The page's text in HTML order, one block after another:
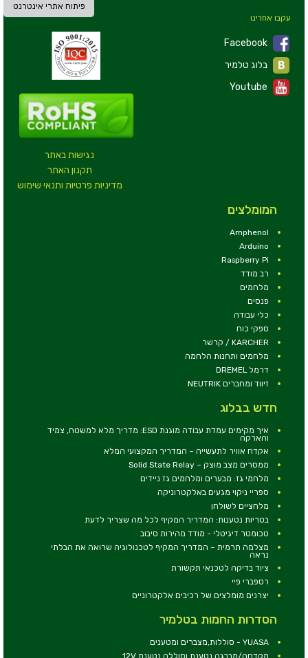
פיתוח אתרי אינטרנט
נגישות באתר
תקנון האתר
מדיניות פרטיות ותנאי שימוש
עקבו אחרינו
Facebook
Youtube
המומלצים
Amphenol
Arduino
Raspberry Pi
רב מודד
מלחמים
פנסים
כלי עבודה
ספקי כוח
KARCHER / קרשר
מלחמים ותחנות הלחמה
דרמל DREMEL
זיווד ומחברים NEUTRIK
חדש בבלוג
איך מקימים עמדת עבודה מוגנת ESD: מדריך מלא למשטח, צמיד
והארקה
אקדח אוויר לתעשייה – המדריך המקצועי המלא
ממסרים מצב מוצק – Solid State Relay
מלחמי גז: מבערים ומלחמים גז ניידים
ספריי ניקוי מגעים באלקטרוניקה
מלחציים לשולחן
בטריות נטענות: המדריך המקיף לכל מה שצריך לדעת
טכומטר דיגיטלי - מודד מהירות סיבוב
מצלמה תרמית – המדריך המקיף לטכנולוגיה שרואה את הבלתי
נראה
ציוד בדיקה לטכנאי תקשורת
רספברי פיי
יצרנים מומלצים של רכיבים אלקטרוניים
הסדרות החמות בטלמיר
YUASA - סוללות,מצברים ומטענים
מקדחה/מברגה נטענת וסוללה נטענת 12V